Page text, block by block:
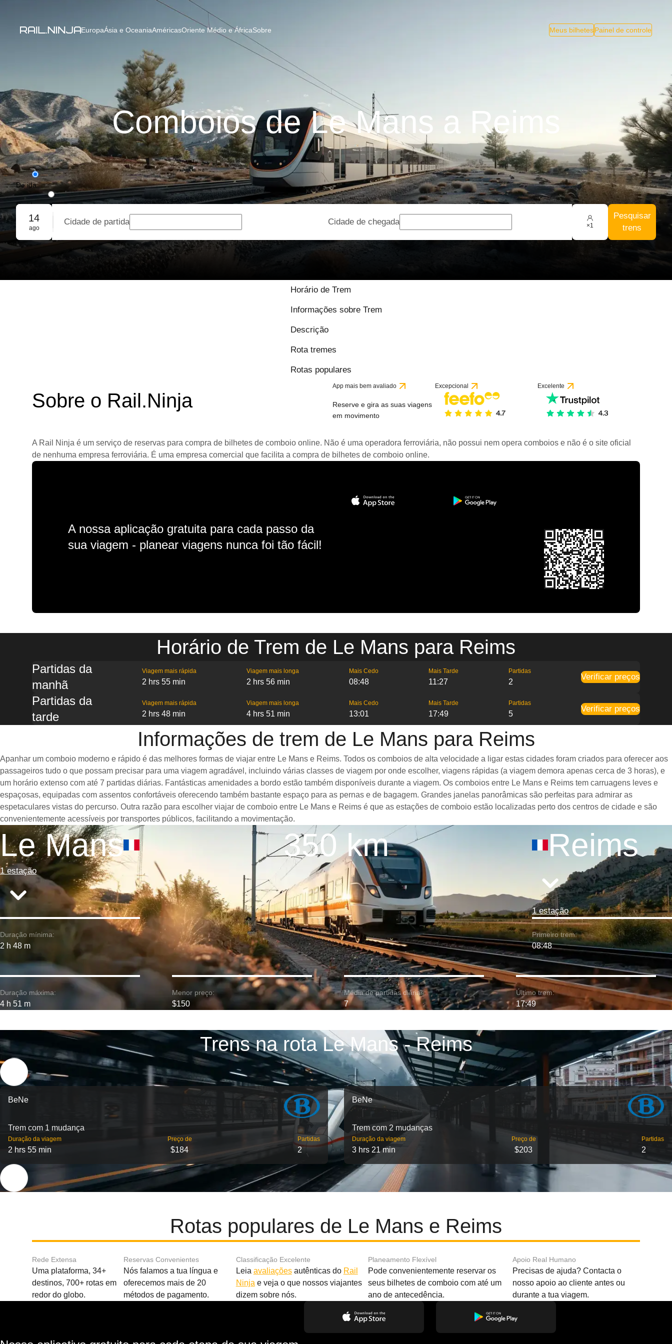
EuropaÁsia e OceaniaAméricasOriente Médio e ÁfricaSobre Meus bilhetesPainel de controle
Comboios de Le Mans a Reims
De ida
De ida e volta
Reserva em grupo
14
ago
Cidade de partida Cidade de chegada ×1
Pesquisar
trens
Horário de Trem
Informações sobre Trem
Descrição
Rota tremes
Rotas populares
Sobre o Rail.Ninja
App mais bem avaliado
Reserve e gira as suas viagens
em movimento
Excepcional Excelente
A Rail Ninja é um serviço de reservas para compra de bilhetes de comboio online. Não é uma operadora ferroviária, não possui nem opera comboios e não é o site oficial
de nenhuma empresa ferroviária. É uma empresa comercial que facilita a compra de bilhetes de comboio online.
A nossa aplicação gratuita para cada passo da
sua viagem - planear viagens nunca foi tão fácil!
Horário de Trem de Le Mans para Reims
Partidas da
manhã
Viagem mais rápida
2 hrs 55 min
Viagem mais longa
2 hrs 56 min
Mais Cedo
08:48
Mais Tarde
11:27
Partidas
2
Verificar preços
Partidas da
tarde
Viagem mais rápida
2 hrs 48 min
Viagem mais longa
4 hrs 51 min
Mais Cedo
13:01
Mais Tarde
17:49
Partidas
5
Verificar preços
Informações de trem de Le Mans para Reims
Apanhar um comboio moderno e rápido é das melhores formas de viajar entre Le Mans e Reims. Todos os comboios de alta velocidade a ligar estas cidades foram criados para oferecer aos
passageiros tudo o que possam precisar para uma viagem agradável, incluindo várias classes de viagem por onde escolher, viagens rápidas (a viagem demora apenas cerca de 3 horas), e
um horário extenso com até 7 partidas diárias. Fantásticas amenidades a bordo estão também disponíveis durante a viagem. Os comboios entre Le Mans e Reims tem carruagens leves e
espaçosas, equipadas com assentos confortáveis oferecendo também bastante espaço para as pernas e de bagagem. Grandes janelas panorâmicas são perfeitas para admirar as
espetaculares vistas do percurso. Outra razão para escolher viajar de comboio entre Le Mans e Reims é que as estações de comboio estão localizadas perto dos centros de cidade e são
convenientemente acessíveis por transportes públicos, facilitando a movimentação.
Le Mans
1 estação
350 km Reims
1 estação
Duração mínima:
2 h 48 m
Primeiro trem:
08:48
Duração máxima:
4 h 51 m
Menor preço:
$150
Média de partidas diárias:
7
Último trem:
17:49
Trens na rota Le Mans - Reims
BeNe
Trem com 1 mudança
Duração da viagem
2 hrs 55 min
Preço de
$184
Partidas
2
BeNe
Trem com 2 mudanças
Duração da viagem
3 hrs 21 min
Preço de
$203
Partidas
2
Rotas populares de Le Mans e Reims
Rede Extensa
Uma plataforma, 34+
destinos, 700+ rotas em
redor do globo.
Reservas Convenientes
Nós falamos a tua língua e
oferecemos mais de 20
métodos de pagamento.
Classificação Excelente
Leia avaliaçõesautênticas do Rail
Ninja e veja o que nossos viajantes
dizem sobre nós.
Planeamento Flexível
Pode convenientemente reservar os
seus bilhetes de comboio com até um
ano de antecedência.
Apoio Real Humano
Precisas de ajuda? Contacta o
nosso apoio ao cliente antes ou
durante a tua viagem.